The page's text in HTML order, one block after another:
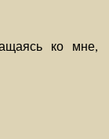
ко мне,